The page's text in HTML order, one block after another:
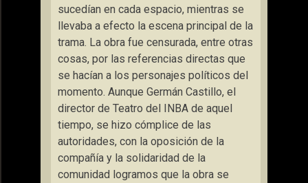
sucedían en cada espacio, mientras se
llevaba a efecto la escena principal de la
trama. La obra fue censurada, entre otras
cosas, por las referencias directas que
se hacían a los personajes políticos del
momento. Aunque Germán Castillo, el
director de Teatro del INBA de aquel
tiempo, se hizo cómplice de las
autoridades, con la oposición de la
compañía y la solidaridad de la
comunidad logramos que la obra se